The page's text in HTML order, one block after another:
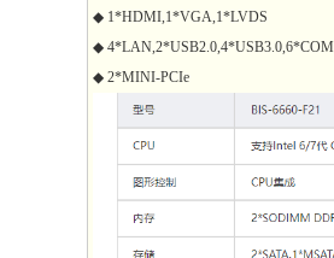
◆ 1*HDMI,1*VGA,1*LVDS
◆ 4*LAN,2*USB2.0,4*USB3.0,6*COM
◆ 2*MINI-PCIe